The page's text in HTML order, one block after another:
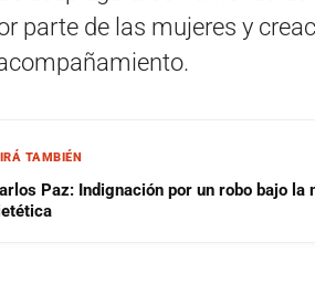
parte de las mujeres y
TAMBIÉN
Paz: Indignación por un robo bajo la